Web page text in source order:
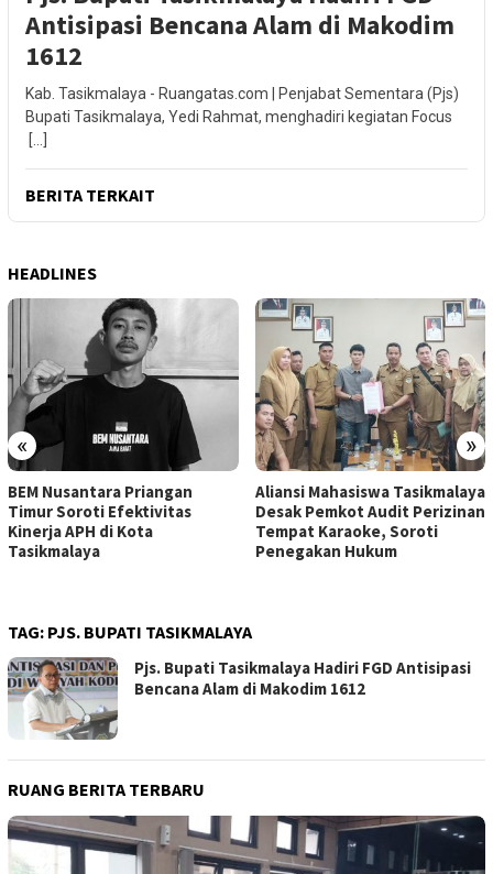
Antisipasi Bencana Alam di Makodim
1612
Kab. Tasikmalaya - Ruangatas.com | Penjabat Sementara (Pjs)
Bupati Tasikmalaya, Yedi Rahmat, menghadiri kegiatan Focus
[…]
BERITA TERKAIT
HEADLINES
« »
BEM Nusantara Priangan
Timur Soroti Efektivitas
Kinerja APH di Kota
Tasikmalaya
Aliansi Mahasiswa Tasikmalaya
Desak Pemkot Audit Perizinan
Tempat Karaoke, Soroti
Penegakan Hukum
TAG: PJS. BUPATI TASIKMALAYA
Pjs. Bupati Tasikmalaya Hadiri FGD Antisipasi
Bencana Alam di Makodim 1612
RUANG BERITA TERBARU